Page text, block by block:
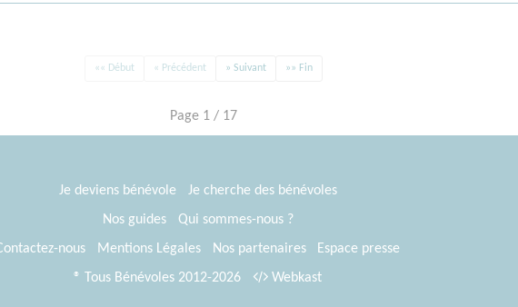
«« Début « Précédent » Suivant »» Fin
Page 1 / 17
Je deviens bénévole
Je cherche des bénévoles
Nos guides
Qui sommes-nous ?
nous
Mentions Légales Nos partenaires
Espace presse
® Tous Bénévoles 2012-2026
Webkast